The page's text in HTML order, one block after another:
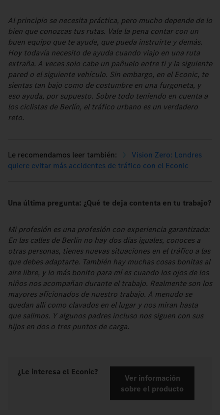
Al principio se necesita práctica, pero mucho depende de lo
bien que conozcas tus rutas. Vale la pena contar con un
buen equipo que te ayude, que pueda instruirte y demás.
Hoy todavía necesito de ayuda cuando viajo en una ruta
extraña. A veces solo cabe un pañuelo entre ti y la siguiente
pared o el siguiente vehículo. Sin embargo, en el Econic, te
sientas tan bajo como de costumbre en una furgoneta, y
eso ayuda, por supuesto. Sobre todo teniendo en cuenta a
los ciclistas de Berlín, el tráfico urbano es un verdadero
reto.
Vision Zero: Londres
quiere evitar más accidentes de tráfico con el Econic
Una última pregunta: ¿Qué te deja contenta en tu trabajo?
Mi profesión es una profesión con experiencia garantizada:
En las calles de Berlín no hay dos días iguales, conoces a
otras personas, tienes nuevas situaciones en el tráfico a las
que debes adaptarte. También hay muchas cosas bonitas al
aire libre, y lo más bonito para mí es cuando los ojos de los
niños nos acompañan durante el trabajo. Realmente son los
mayores aficionados de nuestro trabajo. A menudo se
quedan allí como clavados en el lugar y nos miran hasta
que salimos. Y algunos padres incluso nos siguen con sus
hijos en dos o tres puntos de carga.
¿Le interesa el Econic?
Ver información
sobre el producto